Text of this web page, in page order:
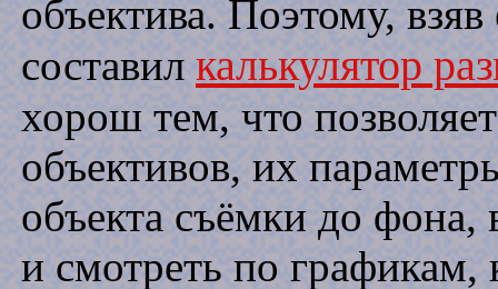
объектива. Поэтому,
составил калькулятор
хорош тем, что
объективов, их
объекта съёмки до фона,
и смотреть по графикам,